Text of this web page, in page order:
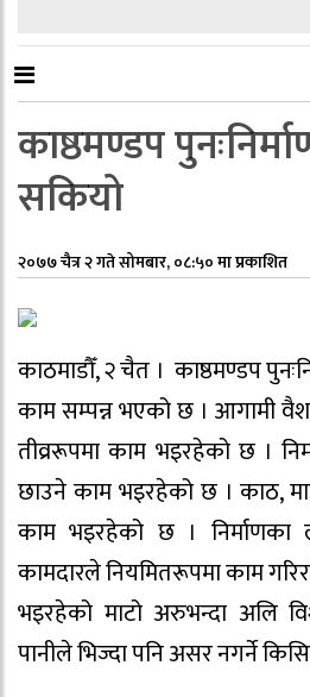
काष्ठमण्डप
सकियो
२०७७ चैत्र २ गते सोमबार, ०८:५० मा प्रकाशित
काठमाडौँ, २ चैत । काष्ठमण्डप
काम सम्पन्न भएको छ । आगामी
तीव्ररूपमा काम भइरहेको छ ।
छाउने काम भइरहेको छ । काठ,
काम भइरहेको छ ।
कामदारले नियमितरूपमा काम
भइरहेको माटो अरुभन्दा अलि
पानीले भिज्दा पनि असर नगर्ने